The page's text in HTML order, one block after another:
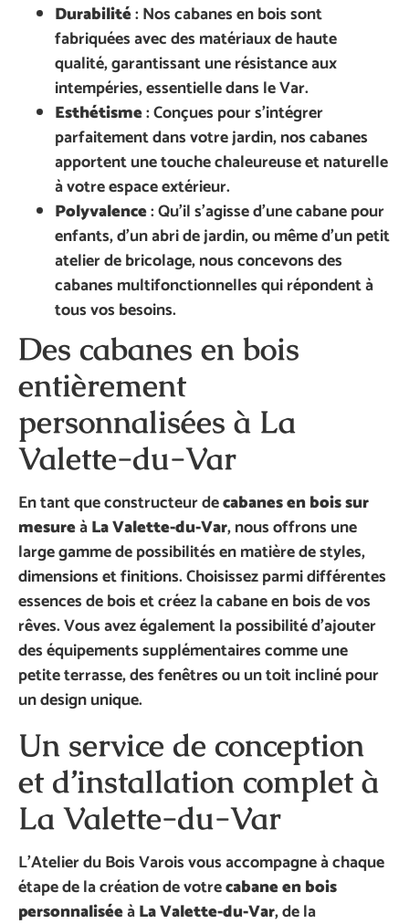
Durabilité: Nos cabanes en bois sont
fabriquées avec des matériaux de haute
qualité, garantissant une résistance aux
intempéries, essentielle dans le Var.
Esthétisme: Conçues pour s’intégrer
parfaitement dans votre jardin, nos cabanes
apportent une touche chaleureuse et naturelle
à votre espace extérieur.
Polyvalence: Qu’il s’agisse d’une cabane pour
enfants, d’un abri de jardin, ou même d’un petit
atelier de bricolage, nous concevons des
cabanes multifonctionnelles qui répondent à
tous vos besoins.
Des cabanes en bois
entièrement
personnalisées à La
Valette-du-Var
En tant que constructeur decabanes en bois sur
mesureàLa Valette-du-Var, nous offrons une
large gamme de possibilités en matière de styles,
dimensions et finitions. Choisissez parmi différentes
essences de bois et créez la cabane en bois de vos
rêves. Vous avez également la possibilité d’ajouter
des équipements supplémentaires comme une
petite terrasse, des fenêtres ou un toit incliné pour
un design unique.
Un service de conception
et d’installation complet à
La Valette-du-Var
L’Atelier du Bois Varois vous accompagne à chaque
étape de la création de votrecabane en bois
personnaliséeàLa Valette-du-Var, de la